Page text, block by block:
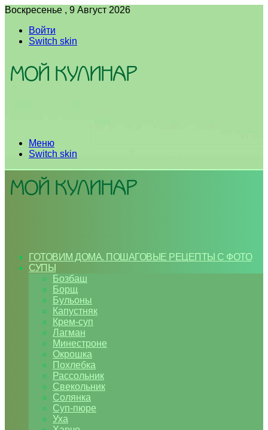
Воскресенье , 9 Август 2026
Войти
Switch skin
Меню
Switch skin
ГОТОВИМ ДОМА. ПОШАГОВЫЕ РЕЦЕПТЫ С ФОТО
СУПЫ
Бозбаш
Борщ
Бульоны
Капустняк
Крем-суп
Лагман
Минестроне
Окрошка
Похлебка
Рассольник
Свекольник
Солянка
Суп-пюре
Уха